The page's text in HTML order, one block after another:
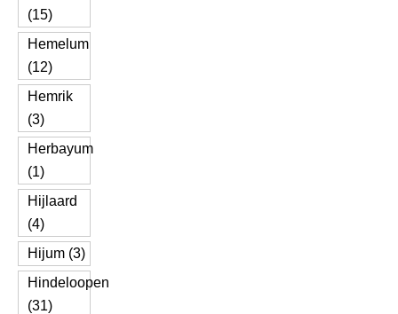
(15)
Hemelum
(12)
Hemrik
(3)
Herbayum
(1)
Hijlaard
(4)
Hijum (3)
Hindeloopen
(31)